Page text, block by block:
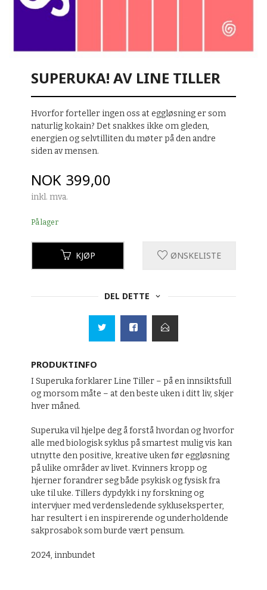
SUPERUKA! AV LINE TILLER
Hvorfor forteller ingen oss at eggløsning er som
naturlig kokain? Det snakkes ikke om gleden,
energien og selvtilliten du møter på den andre
siden av mensen.
Pris
NOK 399,00
inkl. mva.
På lager
KJØP ØNSKELISTE
DEL DETTE
PRODUKTINFO
I Superuka forklarer Line Tiller – på en innsiktsfull
og morsom måte – at den beste uken i ditt liv, skjer
hver måned.
Superuka vil hjelpe deg å forstå hvordan og hvorfor
alle med biologisk syklus på smartest mulig vis kan
utnytte den positive, kreative uken før eggløsning
på ulike områder av livet. Kvinners kropp og
hjerner forandrer seg både psykisk og fysisk fra
uke til uke. Tillers dypdykk i ny forskning og
intervjuer med verdensledende sykluseksperter,
har resultert i en inspirerende og underholdende
sakprosabok som burde vært pensum.
2024, innbundet